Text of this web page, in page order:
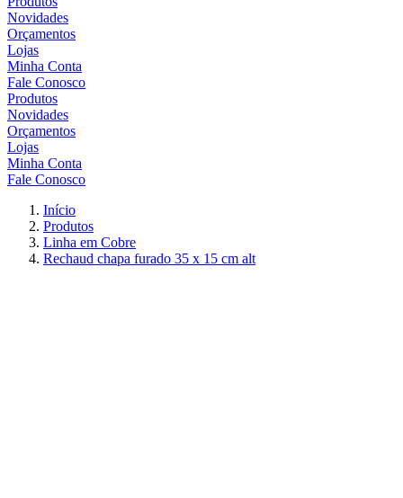
Novidades
Orçamentos
Lojas
Minha Conta
Fale Conosco
Produtos
Novidades
Orçamentos
Lojas
Minha Conta
Fale Conosco
Início
Produtos
Linha em Cobre
Rechaud chapa furado 35 x 15 cm alt